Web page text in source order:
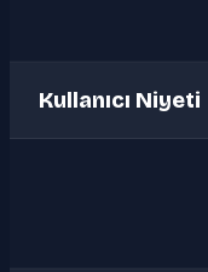
Kullanıcı Niyeti